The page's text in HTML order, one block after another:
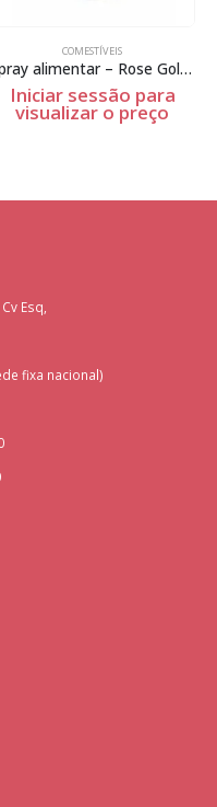
COMESTÍVEIS
Spray alimentar – Rose Gold – 100ml
Iniciar sessão para
visualizar o preço
Esq,
fixa nacional)